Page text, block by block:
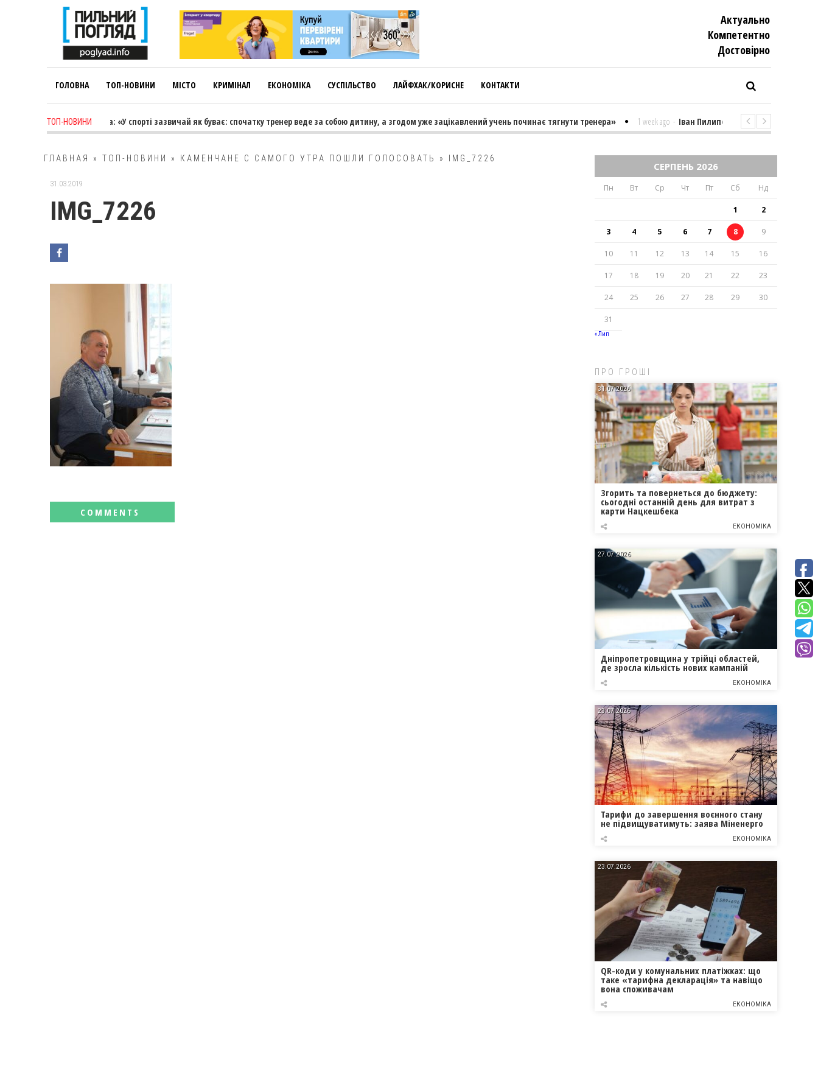
Актуально
Компетентно
Достовiрно
ГОЛОВНА ТОП-НОВИНИ МІСТО КРИМІНАЛ ЕКОНОМІКА СУСПІЛЬСТВО ЛАЙФХАК/КОРИСНЕ КОНТАКТИ
ТОП-НОВИНИ
Лариса Коновалова: «У спорті зазвичай як буває: спочатку тренер веде за собою дитину, а згодом уже зацікавлений учень починає тягнути тренера» 1 week ago - Іван Пилипенко «Найважчими є суто
ГЛАВНАЯ » ТОП-НОВИНИ » КАМЕНЧАНЕ С САМОГО УТРА ПОШЛИ ГОЛОСОВАТЬ » IMG_7226
31.03.2019
IMG_7226
СЕРПЕНЬ 2026
Пн Вт Ср Чт Пт Сб Нд
1 2
3 4 5 6 7 8 9
10 11 12 13 14 15 16
17 18 19 20 21 22 23
24 25 26 27 28 29 30
31
« Лип
ПРО ГРОШІ
31.07.2026
Згорить та повернеться до бюджету:
сьогодні останній день для витрат з
карти Нацкешбека
ЕКОНОМІКА
27.07.2026
Дніпропетровщина у трійці областей,
де зросла кількість нових кампаній
ЕКОНОМІКА
23.07.2026
Тарифи до завершення воєнного стану
не підвищуватимуть: заява Міненерго
ЕКОНОМІКА
23.07.2026
QR-коди у комунальних платіжках: що
таке «тарифна декларація» та навіщо
вона споживачам
ЕКОНОМІКА